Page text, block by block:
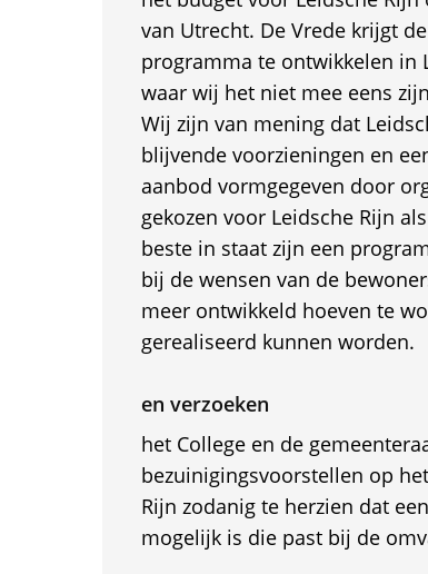
van Utrecht. De Vrede krijgt
programma te ontwikkelen in
waar wij het niet mee eens
Wij zijn van mening dat
blijvende voorzieningen en
aanbod vormgegeven door
gekozen voor Leidsche Rijn
beste in staat zijn een
bij de wensen van de
meer ontwikkeld hoeven te
gerealiseerd kunnen worden.
en verzoeken
het College en de
bezuinigingsvoorstellen op
Rijn zodanig te herzien dat
mogelijk is die past bij de